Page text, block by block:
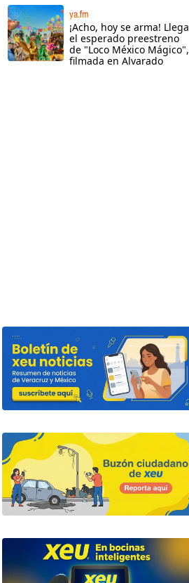
ya.fm
¡Acho, hoy se arma! Llega
el esperado preestreno
de "Loco México Mágico",
filmada en Alvarado